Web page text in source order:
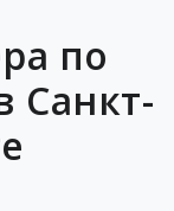
по
Санкт-